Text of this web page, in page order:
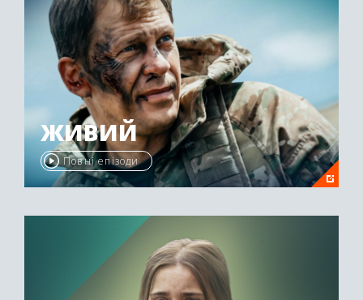
ЖИВИЙ
Повні епізоди